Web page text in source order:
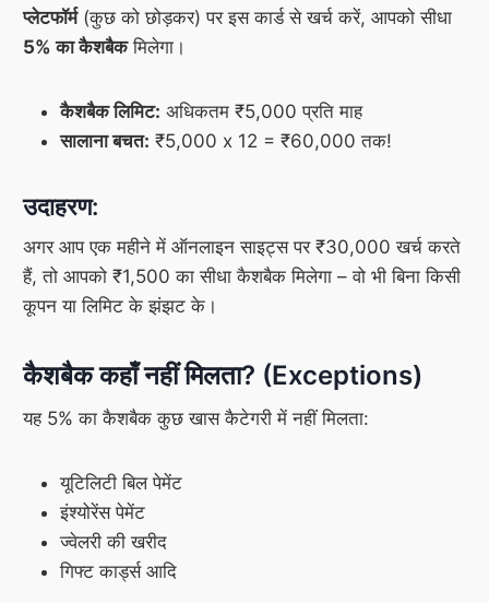
प्लेटफॉर्म(कुछ को छोड़कर) पर इस कार्ड से खर्च करें, आपको सीधा
5% का कैशबैकमिलेगा।
कैशबैक लिमिट: अधिकतम ₹5,000 प्रति माह
सालाना बचत: ₹5,000 x 12 = ₹60,000 तक!
उदाहरण:
अगर आप एक महीने में ऑनलाइन साइट्स पर ₹30,000 खर्च करते
हैं, तो आपको ₹1,500 का सीधा कैशबैक मिलेगा – वो भी बिना किसी
कूपन या लिमिट के झंझट के।
कैशबैक कहाँ नहीं मिलता? (Exceptions)
यह 5% का कैशबैक कुछ खास कैटेगरी में नहीं मिलता:
यूटिलिटी बिल पेमेंट
इंश्योरेंस पेमेंट
ज्वेलरी की खरीद
गिफ्ट कार्ड्स आदि